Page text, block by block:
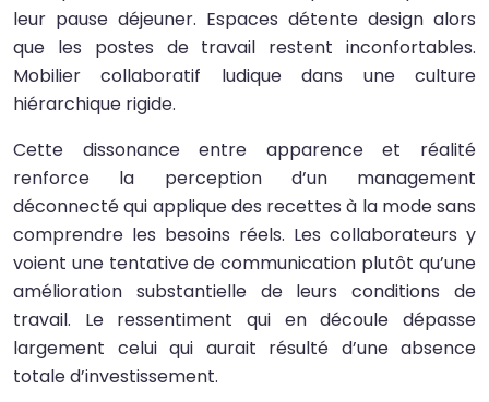
leur pause déjeuner. Espaces détente design alors
que les postes de travail restent inconfortables.
Mobilier collaboratif ludique dans une culture
hiérarchique rigide.
Cette dissonance entre apparence et réalité
renforce la perception d’un management
déconnecté qui applique des recettes à la mode sans
comprendre les besoins réels. Les collaborateurs y
voient une tentative de communication plutôt qu’une
amélioration substantielle de leurs conditions de
travail. Le ressentiment qui en découle dépasse
largement celui qui aurait résulté d’une absence
totale d’investissement.